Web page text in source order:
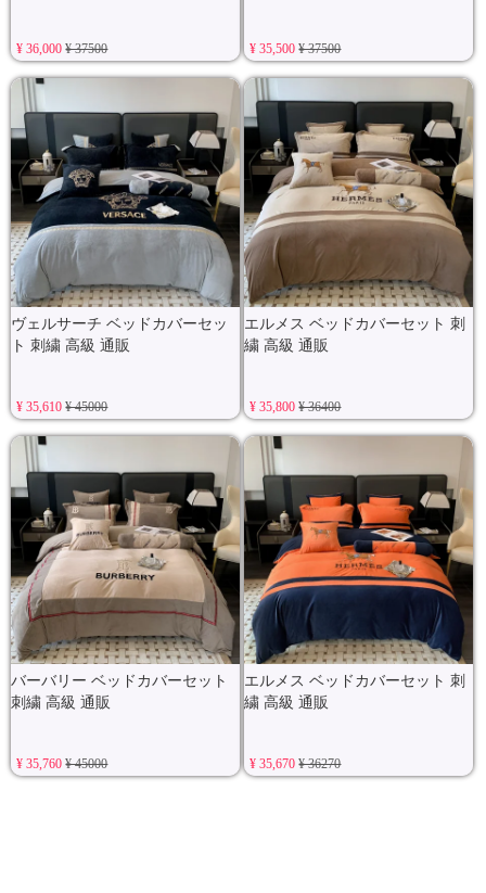
¥ 36,000¥ 37500 ¥ 35,500¥ 37500
ヴェルサーチ ベッドカバーセッ
ト 刺繍 高級 通販
¥ 35,610¥ 45000
エルメス ベッドカバーセット 刺
繍 高級 通販
¥ 35,800¥ 36400
バーバリー ベッドカバーセット
刺繍 高級 通販
¥ 35,760¥ 45000
エルメス ベッドカバーセット 刺
繍 高級 通販
¥ 35,670¥ 36270